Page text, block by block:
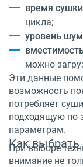
время сушки
цикла;
уровень
можно
Эти данные
возможность
потребляет
подходящую по
параметрам.
Как
При выборе
внимание не